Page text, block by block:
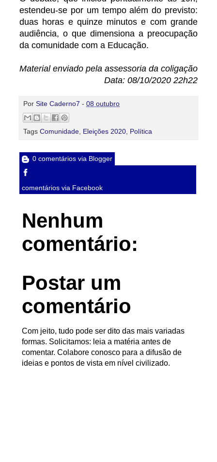
estendeu-se por um tempo além do previsto:
duas horas e quinze minutos e com grande
audiência, o que dimensiona a preocupação
da comunidade com a Educação.
Material enviado pela assessoria da coligação
Data: 08/10/2020 22h22
Por Site Caderno7 - 08 outubro
Tags Comunidade Eleições 2020 Política
0 comentários via Blogger
comentários via Facebook
Nenhum
comentário:
Postar um
comentário
Com jeito, tudo pode ser dito das mais variadas
formas. Solicitamos: leia a matéria antes de
comentar. Colabore conosco para a difusão de
ideias e pontos de vista em nível civilizado.